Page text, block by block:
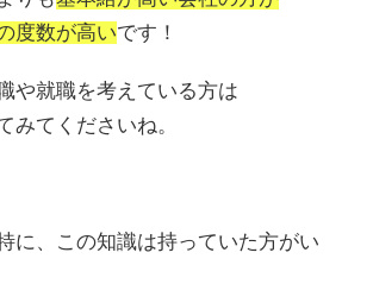
度数が高いです！
や就職を考えている方は
みてくださいね。
に、この知識は持っていた方がい